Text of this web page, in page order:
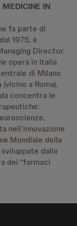
IN
fa parte di
1975, è
Director.
opera in Italia
di Milano
a Roma),
concentra le
nell’innovazione
Mondiale della
dalla
dei “farmaci